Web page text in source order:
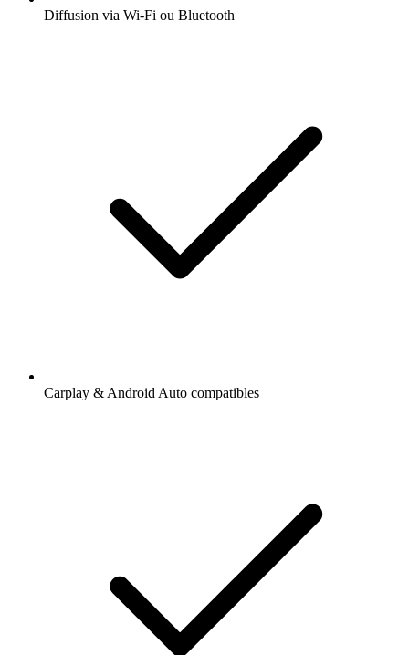
Diffusion via Wi-Fi ou Bluetooth
Carplay & Android Auto compatibles